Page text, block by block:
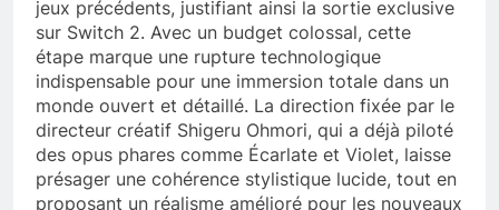
jeux précédents, justifiant ainsi la sortie exclusive
sur Switch 2. Avec un budget colossal, cette
étape marque une rupture technologique
indispensable pour une immersion totale dans un
monde ouvert et détaillé. La direction fixée par le
directeur créatif Shigeru Ohmori, qui a déjà piloté
des opus phares comme Écarlate et Violet, laisse
présager une cohérence stylistique lucide, tout en
proposant un réalisme amélioré pour les nouveaux